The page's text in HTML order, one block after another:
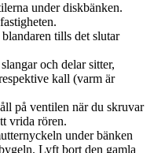
under diskbänken.
tills det slutar
och delar sitter,
kall (varm är
på ventilen när du skruvar
vrida rören.
under bänken
Lyft bort den gamla